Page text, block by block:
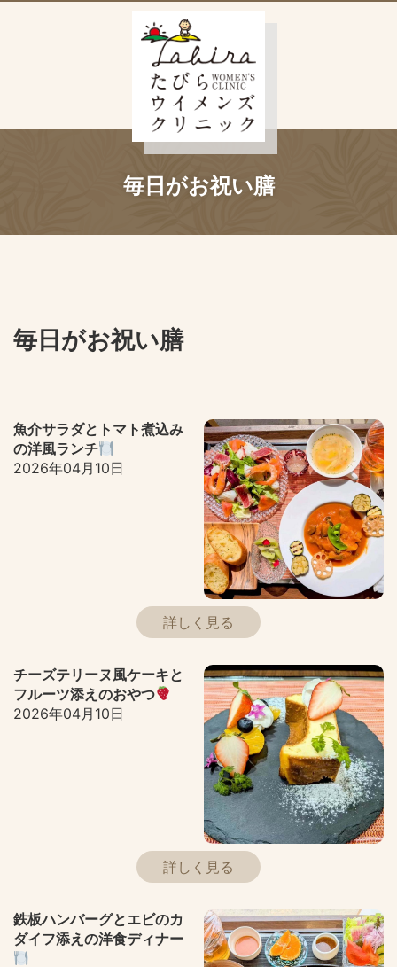
毎日がお祝い膳
毎日がお祝い膳
魚介サラダとトマト煮込み
の洋風ランチ
2026年04月10日
詳しく見る
チーズテリーヌ風ケーキと
フルーツ添えのおやつ
2026年04月10日
詳しく見る
鉄板ハンバーグとエビのカ
ダイフ添えの洋食ディナー